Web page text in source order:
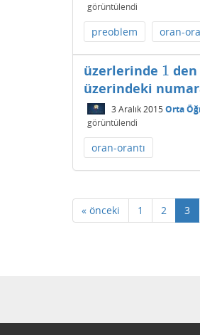
görüntülendi
preoblem oran-
üzerlerinde 1
1
üzerindeki
3 Aralık 2015 Orta
görüntülendi
oran-orantı
« önceki 1 2 3